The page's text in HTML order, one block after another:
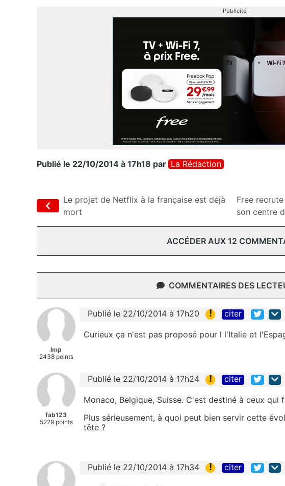
Publicité
Publié le 22/10/2014 à 17h18 par La Rédaction
Le projet de Netflix à la française est déjà
mort
Free
son centre
ACCÉDER AUX 12
COMMENTAIRES DES
lmp
2438 points
Publié le 22/10/2014 à 17h20 ! citer
Curieux ça n'est pas proposé pour l l'Italie et
fab123
5229 points
Publié le 22/10/2014 à 17h24 ! citer
Monaco, Belgique, Suisse. C'est destiné à ceux qui
Plus sérieusement, à quoi peut bien servir cette
tête ?
Publié le 22/10/2014 à 17h34 ! citer